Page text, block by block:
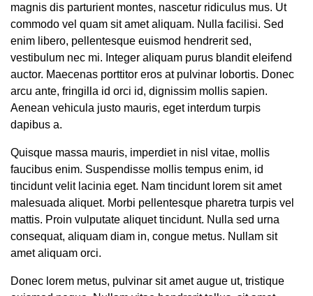
magnis dis parturient montes, nascetur ridiculus mus. Ut
commodo vel quam sit amet aliquam. Nulla facilisi. Sed
enim libero, pellentesque euismod hendrerit sed,
vestibulum nec mi. Integer aliquam purus blandit eleifend
auctor. Maecenas porttitor eros at pulvinar lobortis. Donec
arcu ante, fringilla id orci id, dignissim mollis sapien.
Aenean vehicula justo mauris, eget interdum turpis
dapibus a.
Quisque massa mauris, imperdiet in nisl vitae, mollis
faucibus enim. Suspendisse mollis tempus enim, id
tincidunt velit lacinia eget. Nam tincidunt lorem sit amet
malesuada aliquet. Morbi pellentesque pharetra turpis vel
mattis. Proin vulputate aliquet tincidunt. Nulla sed urna
consequat, aliquam diam in, congue metus. Nullam sit
amet aliquam orci.
Donec lorem metus, pulvinar sit amet augue ut, tristique